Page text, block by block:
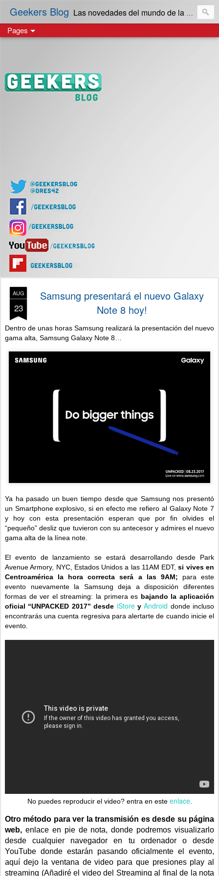
Geekers Blog Las novedades del mundo de la Tecnología y cultura Geek! en Español | Creado en El Salvador
Pages
AUG
23
Samsung presentará el nuevo Galaxy
Note 8 hoy!
Dentro de unas horas Samsung realizará la presentación del nuevo
gama alta, Samsung Galaxy Note 8…
Ya ha pasado un buen tiempo desde que Samsung nos presentó
un Smartphone explosivo, si en efecto me refiero al Galaxy Note 7
y hoy con esta presentación esperan que por fin olvides el
“pequeño” desliz que tuvieron con su antecesor y admires el nuevo
gama alta de la línea note.
El evento de lanzamiento se estará desarrollando desde Park
Avenue Armory, NYC, Estados Unidos a las 11AM EDT,si vives en
Centroamérica la hora correcta será a las 9AM; para este
evento nuevamente la Samsung deja a disposición diferentes
formas de ver el streaming: la primera es bajando la aplicación
oficial “UNPACKED 2017” desde iStoreyAndroid donde incluso
encontrarás una cuenta regresiva para alertarte de cuando inicie el
evento.
No puedes reproducir el video? entra en este enlace.
Otro método para ver la transmisión es desde su página
web, enlace en pie de nota, donde podremos visualizarlo
desde cualquier navegador en tu ordenador o desde
YouTube donde estarán pasando oficialmente el evento,
aquí dejo la ventana de video para que presiones play al
streaming (Añadiré el video del Streaming al final de la nota